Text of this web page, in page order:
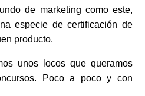
de marketing como este,
especie de certificación de
producto.
unos locos que queramos
Poco a poco y con